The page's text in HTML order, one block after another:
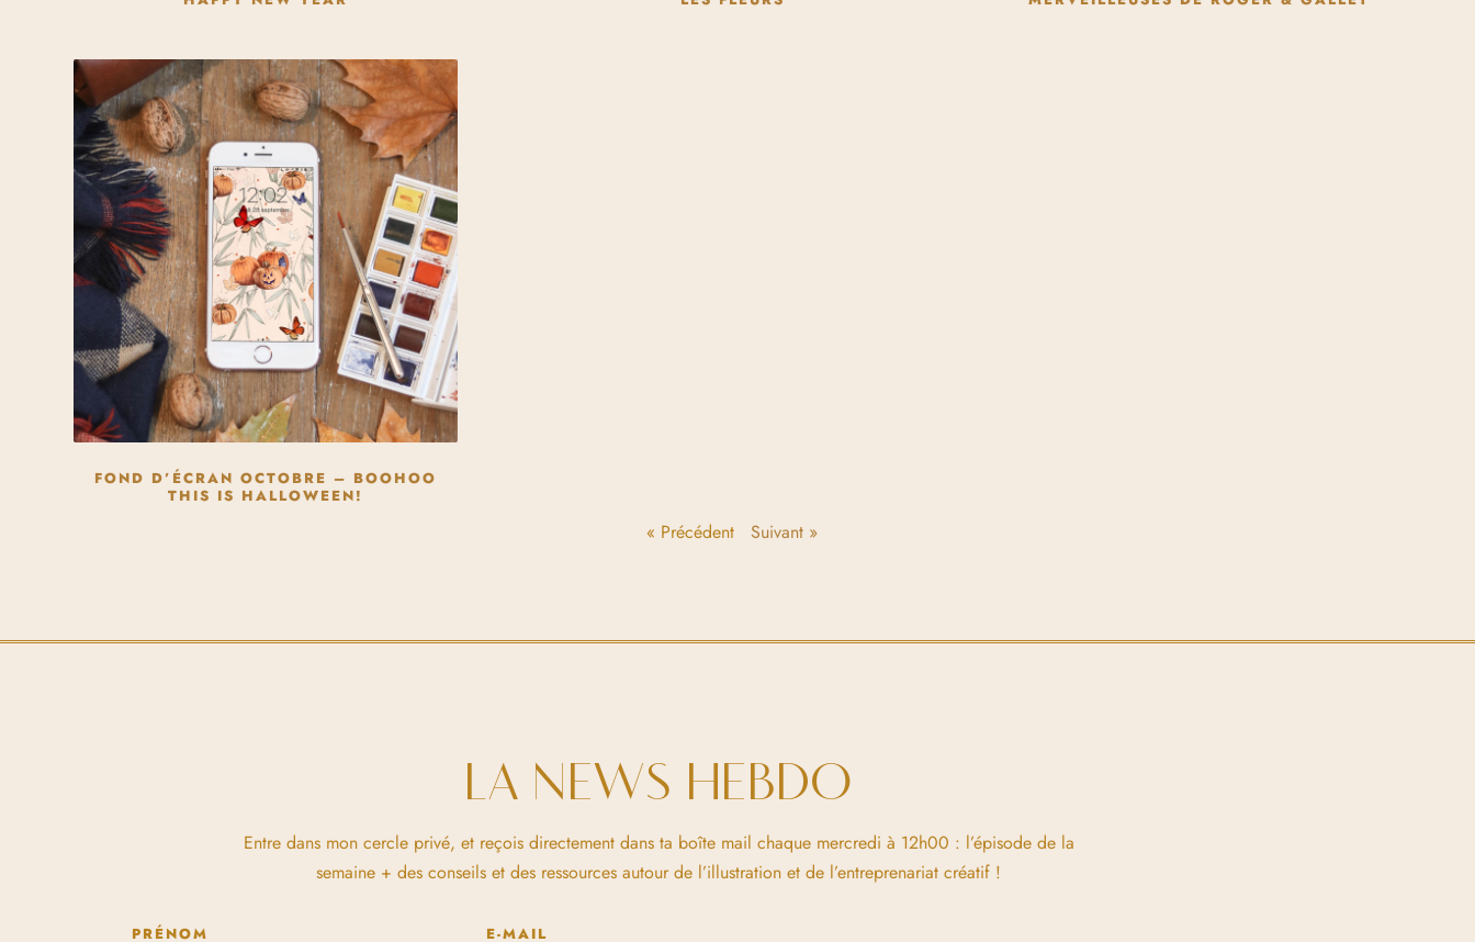
FOND D’ÉCRAN OCTOBRE – BOOHOO
THIS IS HALLOWEEN!
« Précédent Suivant »
LA NEWS HEBDO
Entre dans mon cercle privé, et reçois directement dans ta boîte mail chaque mercredi à 12h00 : l’épisode de la
semaine + des conseils et des ressources autour de l’illustration et de l’entreprenariat créatif !
PRÉNOM
E-MAIL